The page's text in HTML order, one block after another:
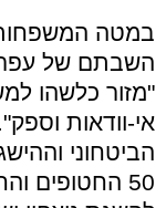
במטה המשפחות
"מזור כלשהו
אי-וודאות
הביטחוני
50 החטופים